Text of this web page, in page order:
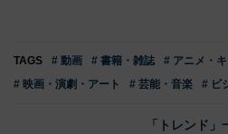
TAGS # 動画 # 書籍・雑誌
# アニメ・
# 映画・演劇・アート
# 芸能・音楽 # ビ
「トレンド」